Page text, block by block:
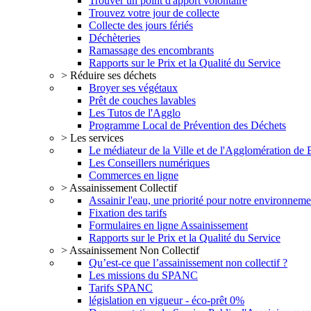
Trouvez votre jour de collecte
Collecte des jours fériés
Déchèteries
Ramassage des encombrants
Rapports sur le Prix et la Qualité du Service
> Réduire ses déchets
Broyer ses végétaux
Prêt de couches lavables
Les Tutos de l'Agglo
Programme Local de Prévention des Déchets
> Les services
Le médiateur de la Ville et de l'Agglomération de
Les Conseillers numériques
Commerces en ligne
> Assainissement Collectif
Assainir l'eau, une priorité pour notre
Fixation des tarifs
Formulaires en ligne Assainissement
Rapports sur le Prix et la Qualité du Service
> Assainissement Non Collectif
Qu’est-ce que l’assainissement non collectif ?
Les missions du SPANC
Tarifs SPANC
législation en vigueur - éco-prêt 0%